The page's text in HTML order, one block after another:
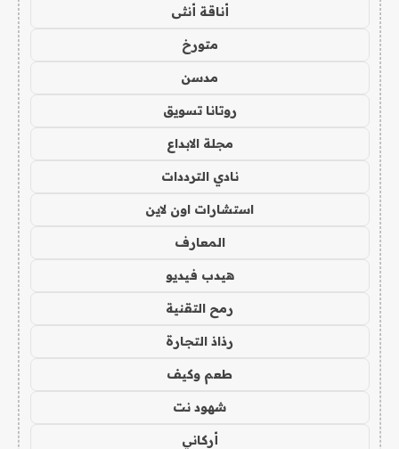
أناقة أنثى
متورخ
مدسن
روتانا تسويق
مجلة الابداع
نادي الترددات
استشارات اون لاين
المعارف
هيدب فيديو
رمح التقنية
رذاذ التجارة
طعم وكيف
شهود نت
أركاني